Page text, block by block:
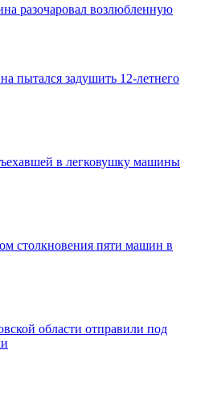
разочаровал возлюбленную
пытался задушить 12-летнего
в легковушку машины
столкновения пяти машин в
области отправили под